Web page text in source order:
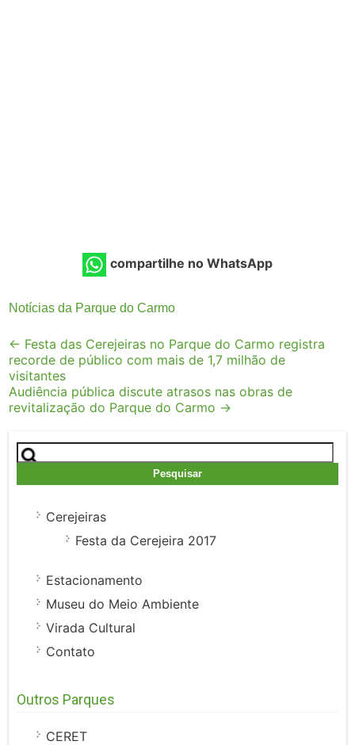
compartilhe no WhatsApp
Notícias da Parque do Carmo
Post
navigation
← Festa das Cerejeiras no Parque do Carmo registra
recorde de público com mais de 1,7 milhão de
visitantes
Audiência pública discute atrasos nas obras de
revitalização do Parque do Carmo →
Pesquisar
por:
Cerejeiras
Festa da Cerejeira 2017
Estacionamento
Museu do Meio Ambiente
Virada Cultural
Contato
Outros Parques
CERET